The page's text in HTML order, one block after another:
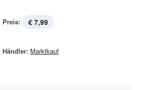
Preis: € 7,99
Händler: Marktkauf